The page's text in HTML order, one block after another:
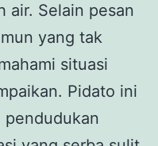
air. Selain pesan
yang tak
situasi
Pidato ini
pendudukan